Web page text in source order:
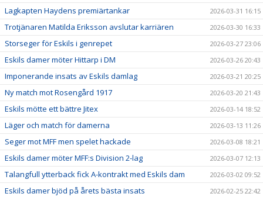
Lagkapten Haydens premiärtankar 2026-03-31 16:15
Trotjänaren Matilda Eriksson avslutar karriären 2026-03-30 16:33
Storseger för Eskils i genrepet 2026-03-27 23:06
Eskils damer möter Hittarp i DM 2026-03-26 20:43
Imponerande insats av Eskils damlag 2026-03-21 20:25
Ny match mot Rosengård 1917 2026-03-20 21:43
Eskils mötte ett bättre Jitex 2026-03-14 18:52
Läger och match för damerna 2026-03-13 11:26
Seger mot MFF men spelet hackade 2026-03-08 18:21
Eskils damer möter MFF:s Division 2-lag 2026-03-07 12:13
Talangfull ytterback fick A-kontrakt med Eskils dam 2026-03-02 09:52
Eskils damer bjöd på årets bästa insats 2026-02-25 22:42